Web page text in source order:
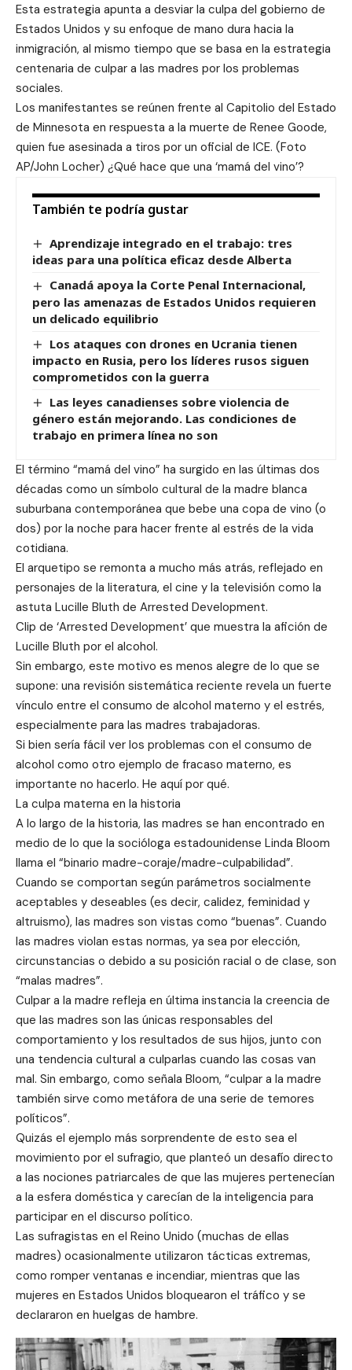
Esta estrategia apunta a desviar la culpa del gobierno de
Estados Unidos y su enfoque de mano dura hacia la
inmigración, al mismo tiempo que se basa en la estrategia
centenaria de culpar a las madres por los problemas
sociales.
Los manifestantes se reúnen frente al Capitolio del Estado
de Minnesota en respuesta a la muerte de Renee Goode,
quien fue asesinada a tiros por un oficial de ICE. (Foto
AP/John Locher) ¿Qué hace que una ‘mamá del vino’?
También te podría gustar
Aprendizaje integrado en el trabajo: tres
ideas para una política eficaz desde Alberta
Canadá apoya la Corte Penal Internacional,
pero las amenazas de Estados Unidos requieren
un delicado equilibrio
Los ataques con drones en Ucrania tienen
impacto en Rusia, pero los líderes rusos siguen
comprometidos con la guerra
Las leyes canadienses sobre violencia de
género están mejorando. Las condiciones de
trabajo en primera línea no son
El término “mamá del vino” ha surgido en las últimas dos
décadas como un símbolo cultural de la madre blanca
suburbana contemporánea que bebe una copa de vino (o
dos) por la noche para hacer frente al estrés de la vida
cotidiana.
El arquetipo se remonta a mucho más atrás, reflejado en
personajes de la literatura, el cine y la televisión como la
astuta Lucille Bluth de Arrested Development.
Clip de ‘Arrested Development’ que muestra la afición de
Lucille Bluth por el alcohol.
Sin embargo, este motivo es menos alegre de lo que se
supone: una revisión sistemática reciente revela un fuerte
vínculo entre el consumo de alcohol materno y el estrés,
especialmente para las madres trabajadoras.
Si bien sería fácil ver los problemas con el consumo de
alcohol como otro ejemplo de fracaso materno, es
importante no hacerlo. He aquí por qué.
La culpa materna en la historia
A lo largo de la historia, las madres se han encontrado en
medio de lo que la socióloga estadounidense Linda Bloom
llama el “binario madre-coraje/madre-culpabilidad”.
Cuando se comportan según parámetros socialmente
aceptables y deseables (es decir, calidez, feminidad y
altruismo), las madres son vistas como “buenas”. Cuando
las madres violan estas normas, ya sea por elección,
circunstancias o debido a su posición racial o de clase, son
“malas madres”.
Culpar a la madre refleja en última instancia la creencia de
que las madres son las únicas responsables del
comportamiento y los resultados de sus hijos, junto con
una tendencia cultural a culparlas cuando las cosas van
mal. Sin embargo, como señala Bloom, “culpar a la madre
también sirve como metáfora de una serie de temores
políticos”.
Quizás el ejemplo más sorprendente de esto sea el
movimiento por el sufragio, que planteó un desafío directo
a las nociones patriarcales de que las mujeres pertenecían
a la esfera doméstica y carecían de la inteligencia para
participar en el discurso político.
Las sufragistas en el Reino Unido (muchas de ellas
madres) ocasionalmente utilizaron tácticas extremas,
como romper ventanas e incendiar, mientras que las
mujeres en Estados Unidos bloquearon el tráfico y se
declararon en huelgas de hambre.